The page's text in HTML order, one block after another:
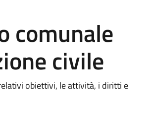
comunale
civile
obiettivi, le attività, i diritti e